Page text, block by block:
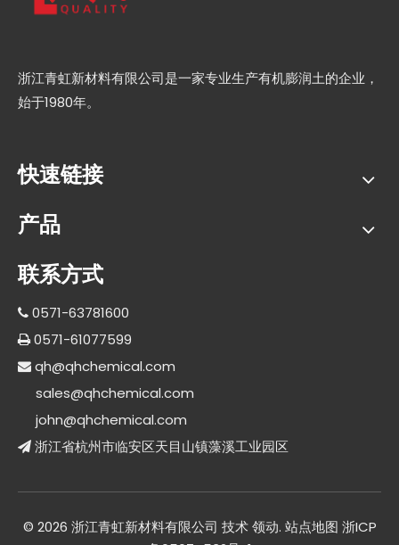
浙江青虹新材料有限公司是一家专业生产有机膨润土的企业，
始于1980年。
快速链接
产品
联系方式
 0571-63781600
0571-61077599
 qh@qhchemical.com
sales@qhchemical.com
john@qhchemical.com
 浙江省杭州市临安区天目山镇藻溪工业园区
© 2026 浙江青虹新材料有限公司 技术领动. 站点地图 浙ICP